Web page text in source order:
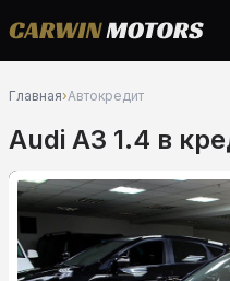
Главная›Автокредит
Audi A3 1.4 в